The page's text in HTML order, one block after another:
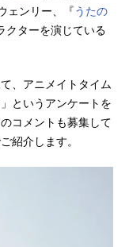
ェンリー、『うたの
クターを演じている
、アニメイトタイム
というアンケートを
コメントも募集して
紹介します。